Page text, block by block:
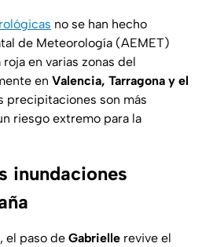
no se han hecho
de Meteorología (AEMET)
en varias zonas del
en Valencia, Tarragona y el
precipitaciones son más
riesgo extremo para la
inundaciones
el paso de Gabrielle revive el